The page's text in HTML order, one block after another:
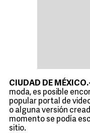
CIUDAD DE
moda, es posible
popular portal de
o alguna versión
momento se podía
sitio.